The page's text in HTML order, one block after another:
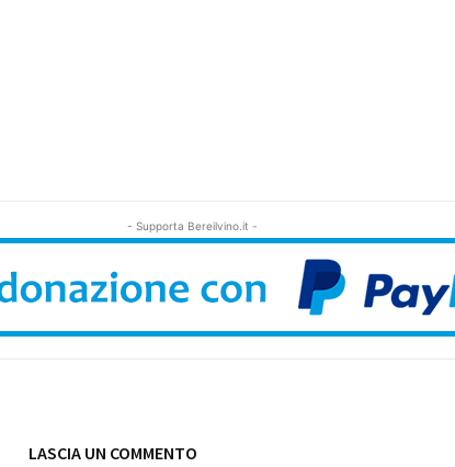
- Supporta Bereilvino.it -
LASCIA UN COMMENTO